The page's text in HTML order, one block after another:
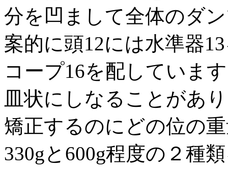
分を凹まして全体のダ
案的に頭12には水準器
コープ16を配していま
皿状にしなることがあ
矯正するのにどの位の
330gと600g程度の２種